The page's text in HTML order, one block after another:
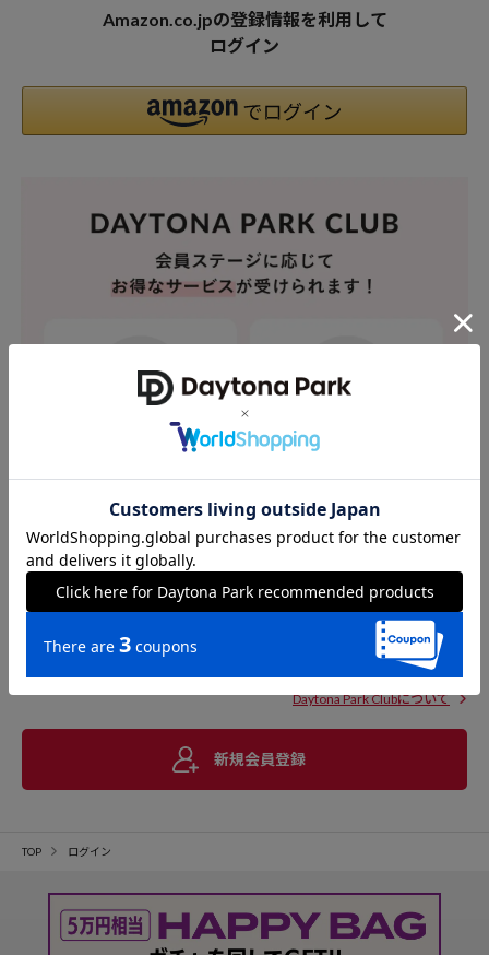
Amazon.co.jpの登録情報を利用して
ログイン
Daytona Park Clubについて
新規会員登録
TOP ログイン